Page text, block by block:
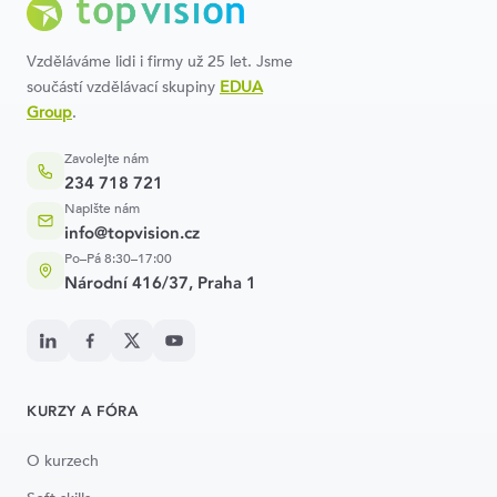
Vzděláváme lidi i firmy už 25 let. Jsme
součástí vzdělávací skupiny EDUA
Group.
Zavolejte nám
234 718 721
Napište nám
info@topvision.cz
Po–Pá 8:30–17:00
Národní 416/37, Praha 1
KURZY A FÓRA
O kurzech